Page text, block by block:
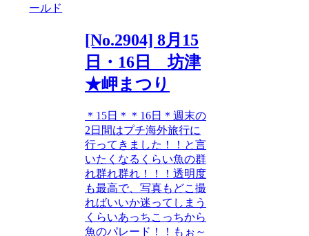
ールド
[No.2904] 8月15
日・16日 坊津
★岬まつり
＊15日＊＊16日＊週末の
2日間はプチ海外旅行に
行ってきました！！と言
いたくなるくらい魚の群
れ群れ群れ！！！透明度
も最高で、写真もどこ撮
ればいいか迷ってしまう
くらいあっちこっちから
魚のパレード！！もぉ～